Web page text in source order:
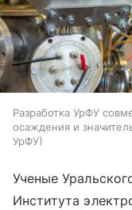
Разработка УрФУ
осаждения и
УрФУ
Ученые
Института